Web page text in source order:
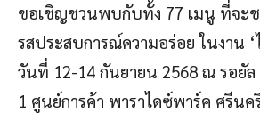
ขอเชิญชวนพบกับทั้ง 77 เมนู ที่จะ
รสประสบการณ์ความอร่อย ในงาน ‘
วันที่ 12-14 กันยายน 2568 ณ รอยั
1 ศูนย์การค้า พาราไดซ์พาร์ค ศรีน